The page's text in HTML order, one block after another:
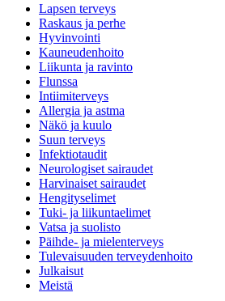
Lapsen terveys
Raskaus ja perhe
Hyvinvointi
Kauneudenhoito
Liikunta ja ravinto
Flunssa
Intiimiterveys
Allergia ja astma
Näkö ja kuulo
Suun terveys
Infektiotaudit
Neurologiset sairaudet
Harvinaiset sairaudet
Hengityselimet
Tuki- ja liikuntaelimet
Vatsa ja suolisto
Päihde- ja mielenterveys
Tulevaisuuden terveydenhoito
Julkaisut
Meistä